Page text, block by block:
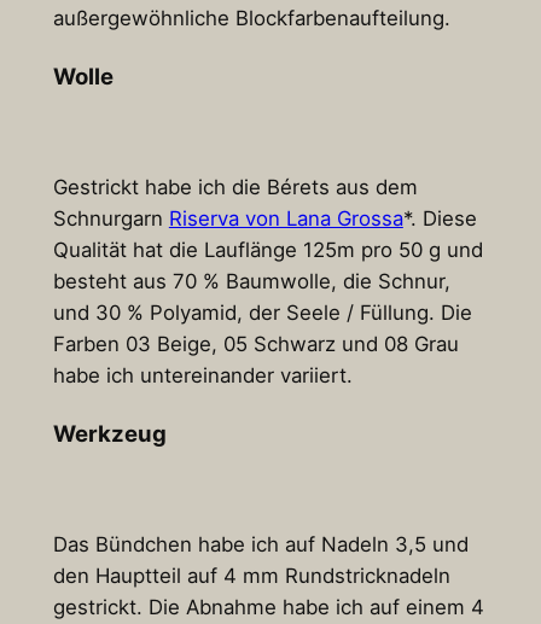
außergewöhnliche Blockfarbenaufteilung.
Wolle
Gestrickt habe ich die Bérets aus dem
Schnurgarn Riserva von Lana Grossa*. Diese
Qualität hat die Lauflänge 125m pro 50 g und
besteht aus 70 % Baumwolle, die Schnur,
und 30 % Polyamid, der Seele / Füllung. Die
Farben 03 Beige, 05 Schwarz und 08 Grau
habe ich untereinander variiert.
Werkzeug
Das Bündchen habe ich auf Nadeln 3,5 und
den Hauptteil auf 4 mm Rundstricknadeln
gestrickt. Die Abnahme habe ich auf einem 4